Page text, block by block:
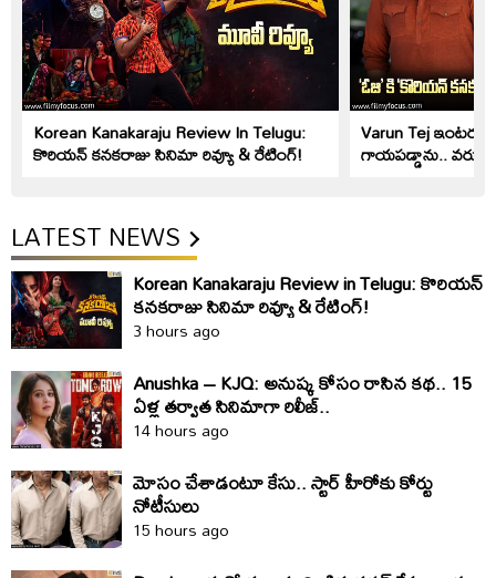
Korean Kanakaraju Review In Telugu:
కొరియ‌న్ క‌న‌క‌రాజు సినిమా రివ్యూ & రేటింగ్!
Varun Tej
గాయపడ్డాను.. వరుణ్
LATEST NEWS
Korean Kanakaraju Review in Telugu: కొరియ‌న్
క‌న‌క‌రాజు సినిమా రివ్యూ & రేటింగ్!
3 hours ago
Anushka – KJQ: అనుష్క కోసం రాసిన కథ.. 15
ఏళ్ల తర్వాత సినిమాగా రిలీజ్‌..
14 hours ago
మోసం చేశాడంటూ కేసు.. స్టార్‌ హీరోకు కోర్టు
నోటీసులు
15 hours ago